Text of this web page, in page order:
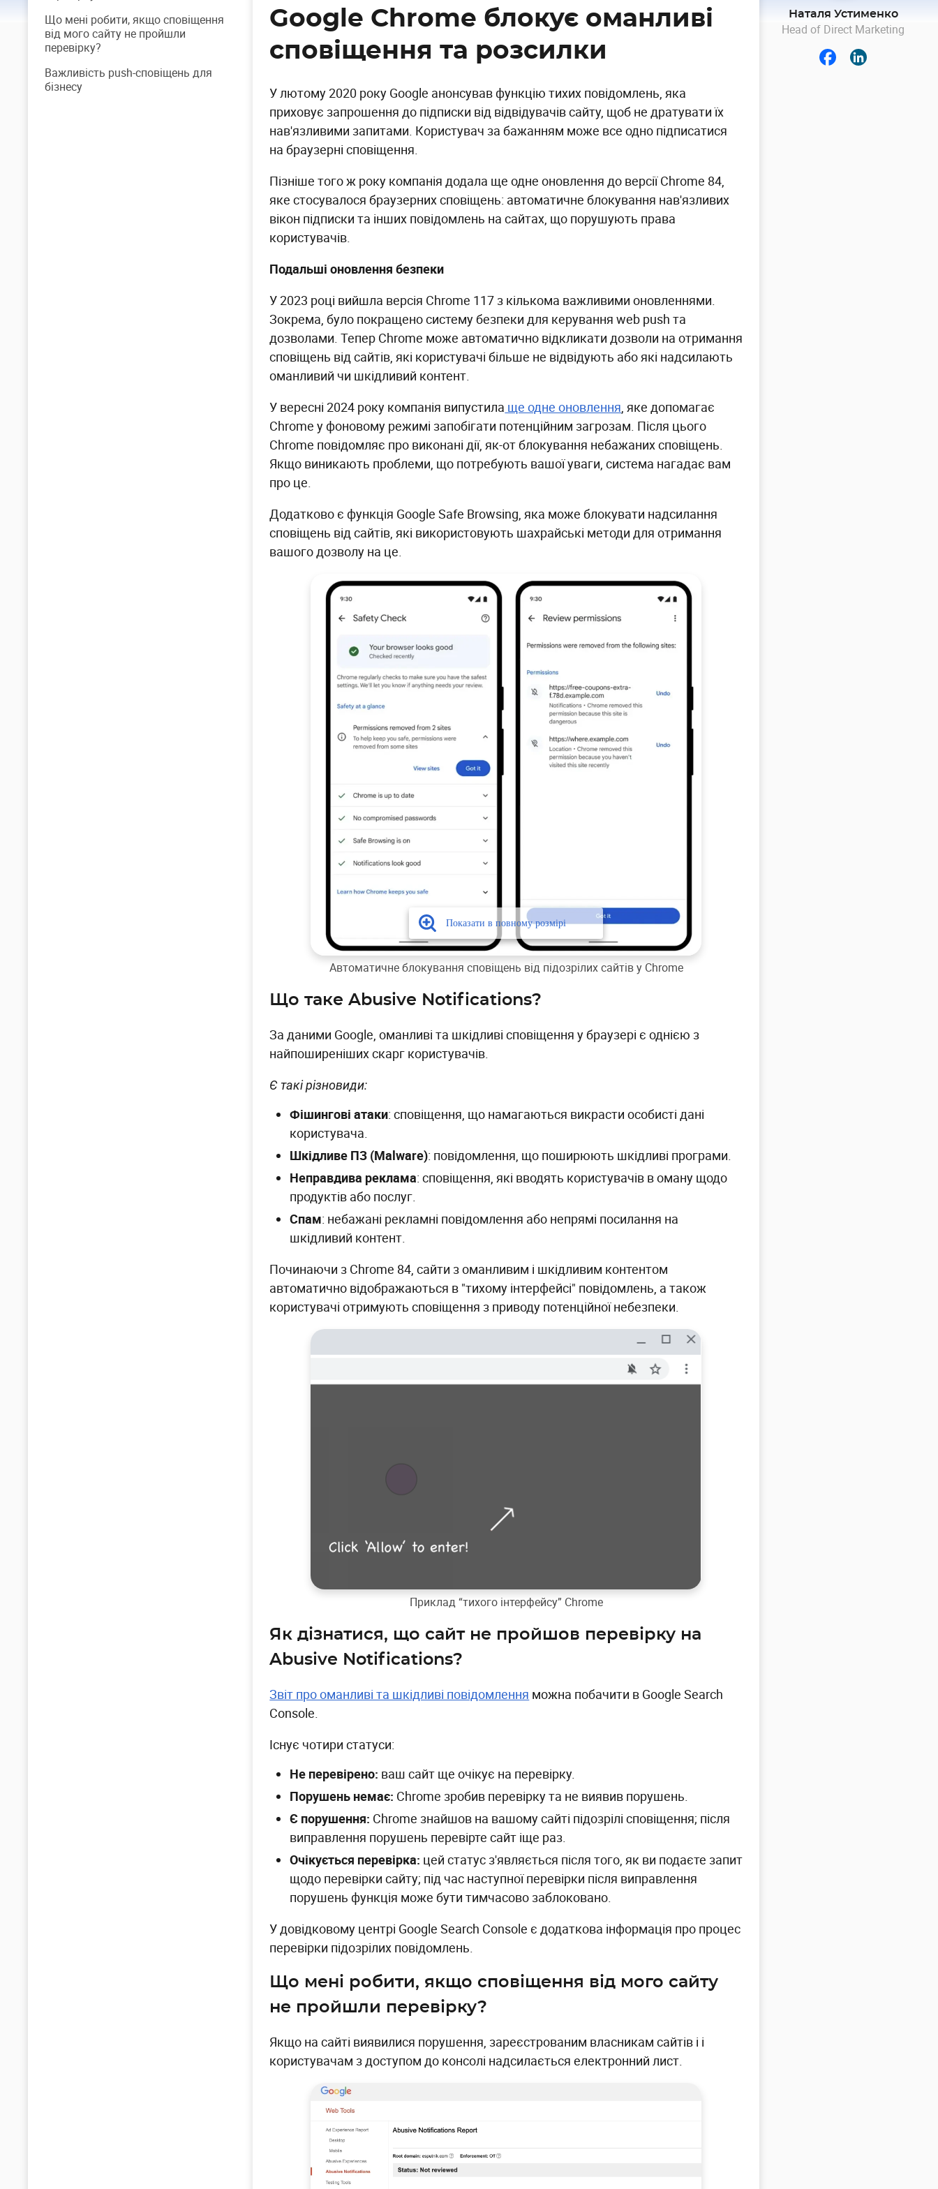
Що мені робити, якщо сповіщення
від мого сайту не пройшли
перевірку?
Важливість push-сповіщень для
бізнесу
Google Chrome блокує оманливі
сповіщення та розсилки
У лютому 2020 року Google анонсував функцію тихих повідомлень, яка
приховує запрошення до підписки від відвідувачів сайту, щоб не дратувати їх
нав'язливими запитами. Користувач за бажанням може все одно підписатися
на браузерні сповіщення.
Пізніше того ж року компанія додала ще одне оновлення до версії Chrome 84,
яке стосувалося браузерних сповіщень: автоматичне блокування нав'язливих
вікон підписки та інших повідомлень на сайтах, що порушують права
користувачів.
Подальші оновлення безпеки
У 2023 році вийшла версія Chrome 117 з кількома важливими оновленнями.
Зокрема, було покращено систему безпеки для керування web push та
дозволами. Тепер Chrome може автоматично відкликати дозволи на отримання
сповіщень від сайтів, які користувачі більше не відвідують або які надсилають
оманливий чи шкідливий контент.
У вересні 2024 року компанія випустила ще одне оновлення, яке допомагає
Chrome у фоновому режимі запобігати потенційним загрозам. Після цього
Chrome повідомляє про виконані дії, як-от блокування небажаних сповіщень.
Якщо виникають проблеми, що потребують вашої уваги, система нагадає вам
про це.
Додатково є функція Google Safe Browsing, яка може блокувати надсилання
сповіщень від сайтів, які використовують шахрайські методи для отримання
вашого дозволу на це.
Автоматичне блокування сповіщень від підозрілих сайтів у Chrome
Що таке Abusive Notifications?
За даними Google, оманливі та шкідливі сповіщення у браузері є однією з
найпоширеніших скарг користувачів.
Є такі різновиди:
Фішингові атаки: сповіщення, що намагаються викрасти особисті дані
користувача.
Шкідливе ПЗ (Malware): повідомлення, що поширюють шкідливі програми.
Неправдива реклама: сповіщення, які вводять користувачів в оману щодо
продуктів або послуг.
Спам: небажані рекламні повідомлення або непрямі посилання на
шкідливий контент.
Починаючи з Chrome 84, сайти з оманливим і шкідливим контентом
автоматично відображаються в "тихому інтерфейсі" повідомлень, а також
користувачі отримують сповіщення з приводу потенційної небезпеки.
Приклад “тихого інтерфейсу” Chrome
Як дізнатися, що сайт не пройшов перевірку на
Abusive Notifications?
Звіт про оманливі та шкідливі повідомлення можна побачити в Google Search
Console.
Існує чотири статуси:
Не перевірено: ваш сайт ще очікує на перевірку.
Порушень немає: Chrome зробив перевірку та не виявив порушень.
Є порушення: Chrome знайшов на вашому сайті підозрілі сповіщення; після
виправлення порушень перевірте сайт іще раз.
Очікується перевірка: цей статус з'являється після того, як ви подаєте запит
щодо перевірки сайту; під час наступної перевірки після виправлення
порушень функція може бути тимчасово заблоковано.
У довідковому центрі Google Search Console є додаткова інформація про процес
перевірки підозрілих повідомлень.
Що мені робити, якщо сповіщення від мого сайту
не пройшли перевірку?
Якщо на сайті виявилися порушення, зареєстрованим власникам сайтів і і
користувачам з доступом до консолі надсилається електронний лист.
Наталя Устименко
Head of Direct Marketing